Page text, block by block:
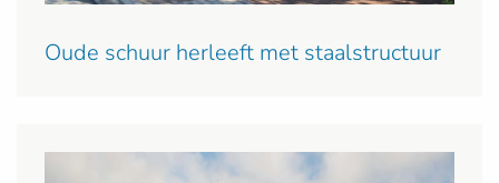
Oude schuur herleeft met staalstructuur